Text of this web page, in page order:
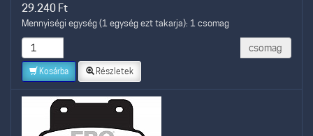
29.240 Ft
Mennyiségi egység (1 egység ezt takarja): 1 csomag
csomag
Kosárba Részletek